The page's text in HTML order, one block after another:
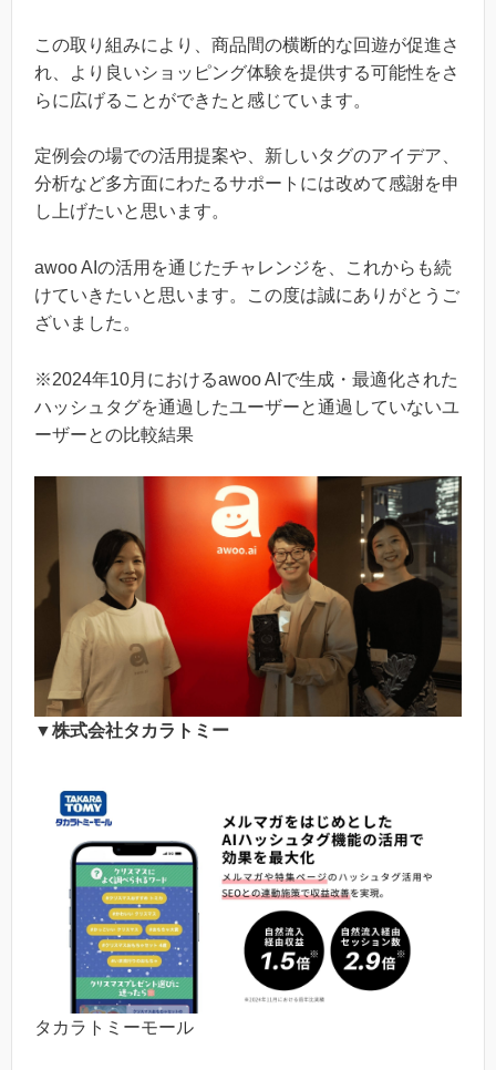
この取り組みにより、商品間の横断的な回遊が促進さ
れ、より良いショッピング体験を提供する可能性をさ
らに広げることができたと感じています。
定例会の場での活用提案や、新しいタグのアイデア、
分析など多方面にわたるサポートには改めて感謝を申
し上げたいと思います。
awoo AIの活用を通じたチャレンジを、これからも続
けていきたいと思います。この度は誠にありがとうご
ざいました。
※2024年10月におけるawoo AIで生成・最適化された
ハッシュタグを通過したユーザーと通過していないユ
ーザーとの比較結果
▼株式会社タカラトミー
タカラトミーモール